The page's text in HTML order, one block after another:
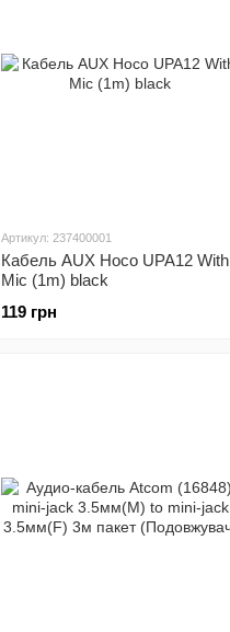
Артикул: 237400001
Кабель AUX Hoco UPA12 With
Mic (1m) black
119 грн